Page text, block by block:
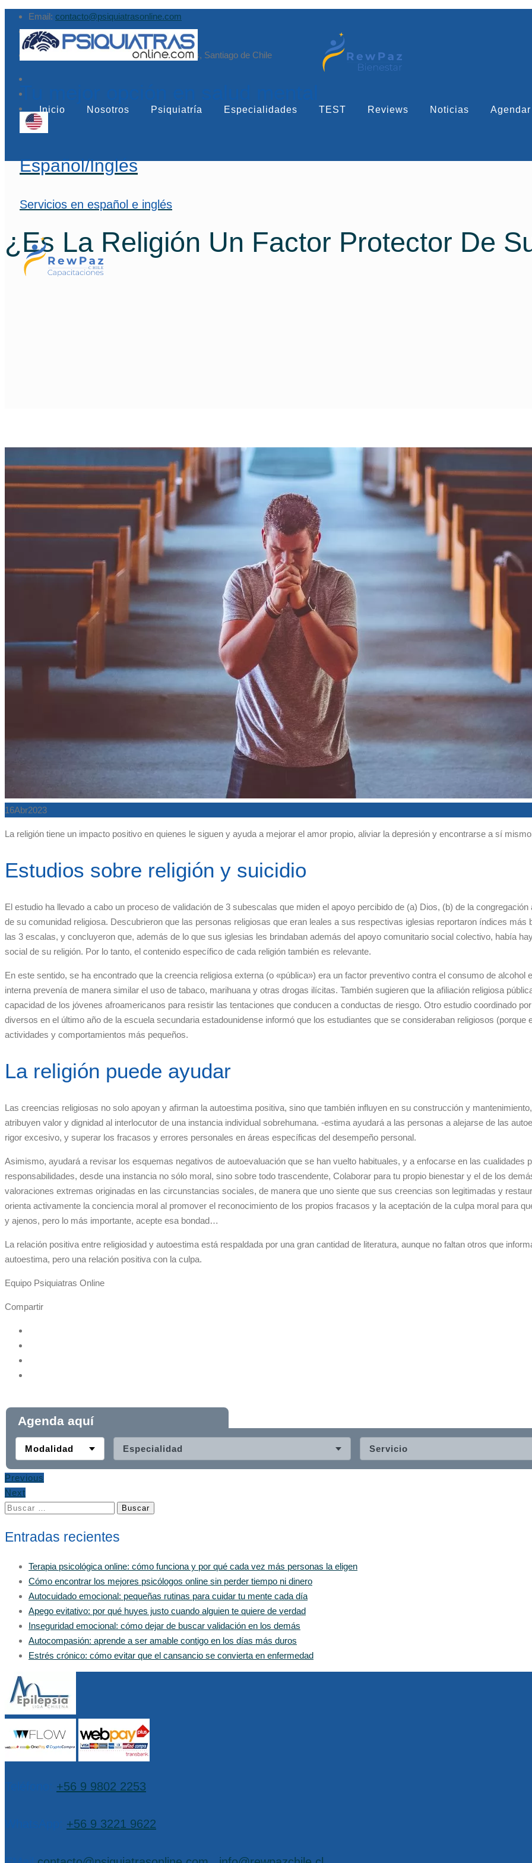
Email: contacto@psiquiatrasonline.com
Augusto Leguía Sur 79, of. 407, Las Condes, Santiago de Chile
Tu mejor opción en salud mental
Español/Inglés
Servicios en español e inglés
Inicio Nosotros Psiquiatría Especialidades TEST Reviews Noticias Agendar
¿Es La Religión Un Factor Protector De
16Abr2023
La religión tiene un impacto positivo en quienes le siguen y ayuda a mejorar el amor propio, aliviar la depresión y encontrarse a sí
Estudios sobre religión y suicidio
El estudio ha llevado a cabo un proceso de validación de 3 subescalas que miden el apoyo percibido de (a) Dios, (b) de la
de su comunidad religiosa. Descubrieron que las personas religiosas que eran leales a sus respectivas iglesias reportaron índices
las 3 escalas, y concluyeron que, además de lo que sus iglesias les brindaban además del apoyo comunitario social colectivo, había
social de su religión. Por lo tanto, el contenido específico de cada religión también es relevante.
En este sentido, se ha encontrado que la creencia religiosa externa (o «pública») era un factor preventivo contra el consumo de
interna prevenía de manera similar el uso de tabaco, marihuana y otras drogas ilícitas. También sugieren que la afiliación religiosa
capacidad de los jóvenes afroamericanos para resistir las tentaciones que conducen a conductas de riesgo. Otro estudio coordinado
diversos en el último año de la escuela secundaria estadounidense informó que los estudiantes que se consideraban religiosos
actividades y comportamientos más pequeños.
La religión puede ayudar
Las creencias religiosas no solo apoyan y afirman la autoestima positiva, sino que también influyen en su construcción y
atribuyen valor y dignidad al interlocutor de una instancia individual sobrehumana. -estima ayudará a las personas a alejarse de las
rigor excesivo, y superar los fracasos y errores personales en áreas específicas del desempeño personal.
Asimismo, ayudará a revisar los esquemas negativos de autoevaluación que se han vuelto habituales, y a enfocarse en las
responsabilidades, desde una instancia no sólo moral, sino sobre todo trascendente, Colaborar para tu propio bienestar y el de los
valoraciones extremas originadas en las circunstancias sociales, de manera que uno siente que sus creencias son legitimadas y
orienta activamente la conciencia moral al promover el reconocimiento de los propios fracasos y la aceptación de la culpa moral para
y ajenos, pero lo más importante, acepte esa bondad…
La relación positiva entre religiosidad y autoestima está respaldada por una gran cantidad de literatura, aunque no faltan otros que
autoestima, pero una relación positiva con la culpa.
Equipo Psiquiatras Online
Compartir
Agenda aquí
Modalidad Especialidad Servicio
Previous
Next
Buscar:
Entradas recientes
Terapia psicológica online: cómo funciona y por qué cada vez más personas la eligen
Cómo encontrar los mejores psicólogos online sin perder tiempo ni dinero
Autocuidado emocional: pequeñas rutinas para cuidar tu mente cada día
Apego evitativo: por qué huyes justo cuando alguien te quiere de verdad
Inseguridad emocional: cómo dejar de buscar validación en los demás
Autocompasión: aprende a ser amable contigo en los días más duros
Estrés crónico: cómo evitar que el cansancio se convierta en enfermedad
+56 9 9802 2253
+56 9 3221 9622